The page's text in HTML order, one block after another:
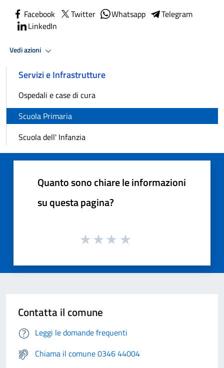
Facebook Twitter Whatsapp
Telegram
LinkedIn
Vedi azioni
Servizi e Infrastrutture
Ospedali e case di cura
Scuola Primaria
Scuola dell' Infanzia
Quanto sono chiare le informazioni
su questa pagina?
Contatta il comune
Leggi le domande frequenti
Chiama il comune 0346 44004